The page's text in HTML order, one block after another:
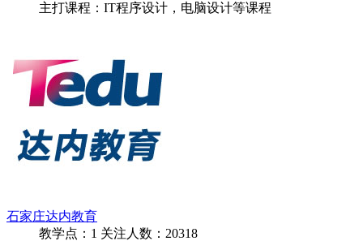
主打课程：IT程序设计，电脑设计等课程
石家庄达内教育
教学点： 1 关注人数： 20318